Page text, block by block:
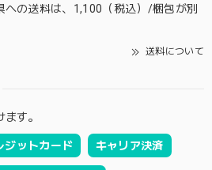
への送料は、1,100（税込）/梱包が別
送料について
す。
ジットカード キャリア決済